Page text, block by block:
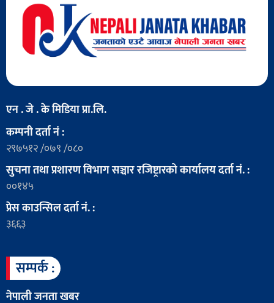
एन . जे . के मिडिया प्रा.लि.
कम्पनी दर्ता नं :
२९७५१२ /०७९ /०८०
सुचना तथा प्रशारण विभाग सञ्चार रजिष्ट्रारको कार्यालय दर्ता नं. :
००१४५
प्रेस काउन्सिल दर्ता नं. :
३६६३
सम्पर्क :
नेपाली जनता खबर